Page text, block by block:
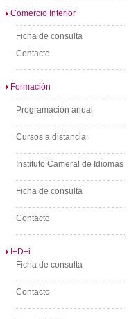
Comercio Interior
Ficha de consulta
Contacto
Formación
Programación anual
Cursos a distancia
Instituto Cameral de Idiomas
Ficha de consulta
Contacto
I+D+i
Ficha de consulta
Contacto